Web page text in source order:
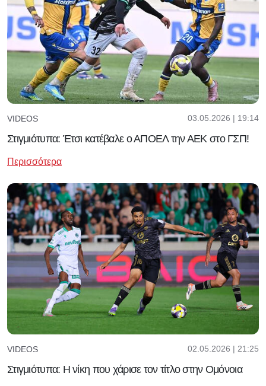
VIDEOS 03.05.2026 | 19:14
Στιγμιότυπα: Έτσι κατέβαλε ο ΑΠΟΕΛ την ΑΕΚ στο ΓΣΠ!
Περισσότερα
VIDEOS 02.05.2026 | 21:25
Στιγμιότυπα: Η νίκη που χάρισε τον τίτλο στην Ομόνοια